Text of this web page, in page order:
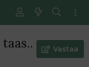
Vastaa